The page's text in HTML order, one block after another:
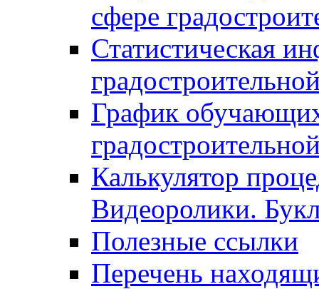
сфере
Статистическая
График
Калькулятор
Видеоролики.
Полезные ссылки
Перечень